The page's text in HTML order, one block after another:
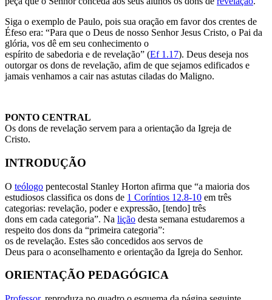
Siga o exemplo de Paulo, pois sua oração em favor dos crentes de
Éfeso era: “Para que o Deus de nosso Senhor Jesus Cristo, o Pai da
glória, vos dê em seu conhecimento o
espírito de sabedoria e de revelação” (Ef 1.17). Deus deseja nos
outorgar os dons de revelação, afim de que sejamos edificados e
jamais venhamos a cair nas astutas ciladas do Maligno.
PONTO CENTRAL
Os dons de revelação servem para a orientação da Igreja de
Cristo.
INTRODUÇÃO
O teólogo pentecostal Stanley Horton afirma que “a maioria dos
estudiosos classifica os dons de 1 Coríntios 12.8-10 em três
categorias: revelação, poder e expressão, [tendo] três
dons em cada categoria”. Na lição desta semana estudaremos a
respeito dos dons da “primeira categoria”:
os de revelação. Estes são concedidos aos servos de
Deus para o aconselhamento e orientação da Igreja do Senhor.
ORIENTAÇÃO PEDAGÓGICA